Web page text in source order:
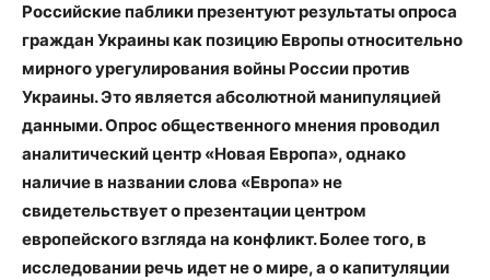
Российские паблики презентуют результаты опроса
граждан Украины как позицию Европы относительно
мирного урегулирования войны России против
Украины. Это является абсолютной манипуляцией
данными. Опрос общественного мнения проводил
аналитический центр «Новая Европа», однако
наличие в названии слова «Европа» не
свидетельствует о презентации центром
европейского взгляда на конфликт. Более того, в
исследовании речь идет не о мире, а о капитуляции